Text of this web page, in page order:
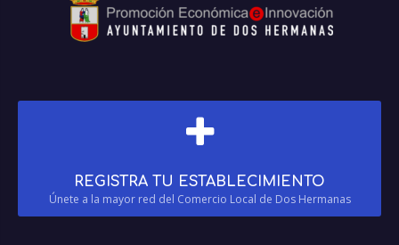
REGISTRA TU ESTABLECIMIENTO
Únete a la mayor red del Comercio Local de Dos Hermanas